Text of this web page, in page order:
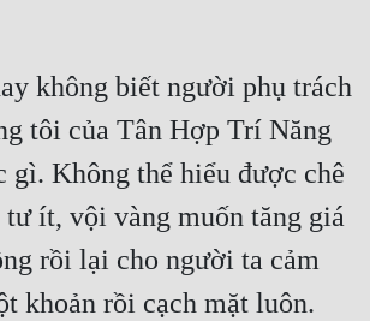
không biết người phụ trách
tôi của Tân Hợp Trí Năng
gì. Không thể hiểu được chê
tư ít, vội vàng muốn tăng giá
rồi lại cho người ta cảm
khoản rồi cạch mặt luôn.